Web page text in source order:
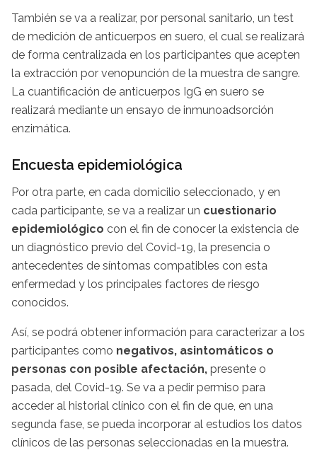
También se va a realizar, por personal sanitario, un test
de medición de anticuerpos en suero, el cual se realizará
de forma centralizada en los participantes que acepten
la extracción por venopunción de la muestra de sangre.
La cuantificación de anticuerpos IgG en suero se
realizará mediante un ensayo de inmunoadsorción
enzimática.
Encuesta epidemiológica
Por otra parte, en cada domicilio seleccionado, y en
cada participante, se va a realizar un cuestionario
epidemiológico con el fin de conocer la existencia de
un diagnóstico previo del Covid-19, la presencia o
antecedentes de síntomas compatibles con esta
enfermedad y los principales factores de riesgo
conocidos.
Así, se podrá obtener información para caracterizar a los
participantes como negativos, asintomáticos o
personas con posible afectación, presente o
pasada, del Covid-19. Se va a pedir permiso para
acceder al historial clínico con el fin de que, en una
segunda fase, se pueda incorporar al estudios los datos
clínicos de las personas seleccionadas en la muestra.